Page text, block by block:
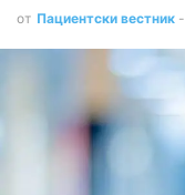
от Пациентски вестник -